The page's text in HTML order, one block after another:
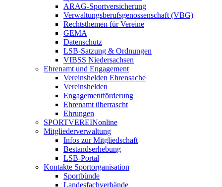
ARAG-Sportversicherung
Verwaltungsberufsgenossenschaft (VBG)
Rechtsthemen für Vereine
GEMA
Datenschutz
LSB-Satzung & Ordnungen
VIBSS Niedersachsen
Ehrenamt und Engagement
Vereinshelden Ehrensache
Vereinshelden
Engagementförderung
Ehrenamt überrascht
Ehrungen
SPORTVEREINonline
Mitgliederverwaltung
Infos zur Mitgliedschaft
Bestandserhebung
LSB-Portal
Kontakte Sportorganisation
Sportbünde
Landesfachverbände